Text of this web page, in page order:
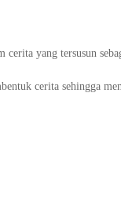
cerita yang tersusun
cerita sehingga